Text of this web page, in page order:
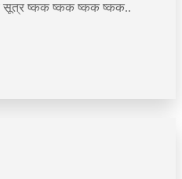
सूत्र ष्कक ष्कक ष्कक ष्कक..